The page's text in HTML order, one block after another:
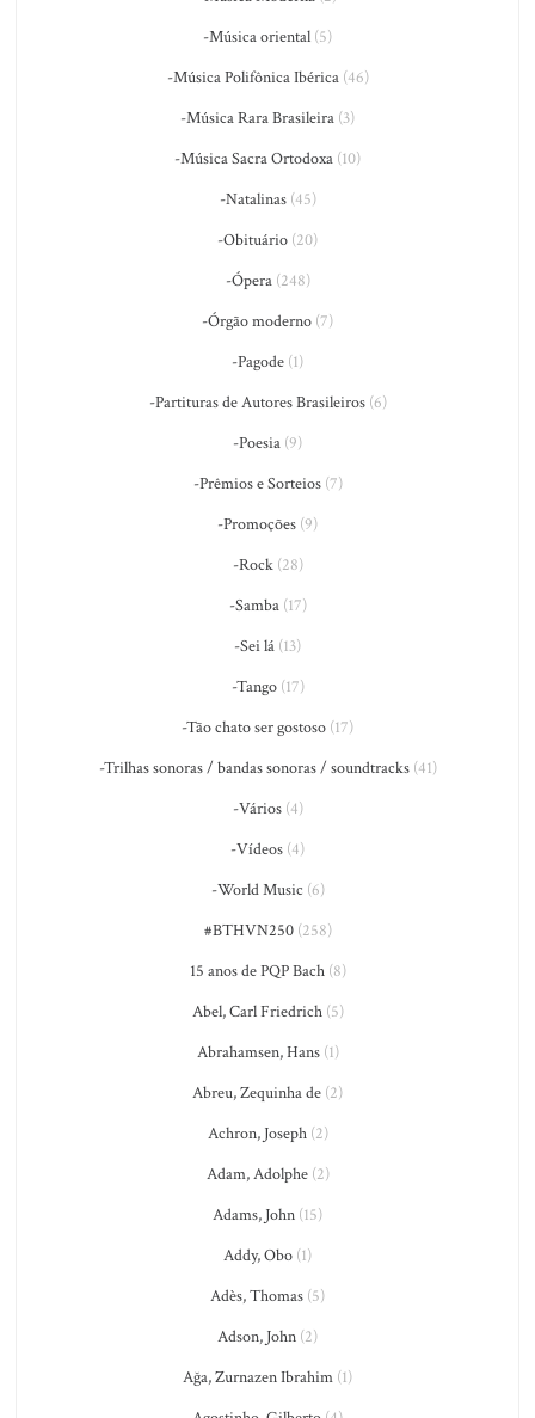
-Música oriental (5)
-Música Polifônica Ibérica(46)
-Música Rara Brasileira (3)
-Música Sacra Ortodoxa (10)
-Natalinas(45)
-Obituário (20)
-Ópera(248)
-Órgão moderno (7)
-Pagode (1)
-Partituras de Autores Brasileiros(6)
-Poesia (9)
-Prêmios e Sorteios(7)
-Promoções (9)
-Rock(28)
-Samba(17)
-Sei lá (13)
-Tango(17)
-Tão chato ser gostoso (17)
-Trilhas sonoras / bandas sonoras / soundtracks(41)
-Vários(4)
-Vídeos (4)
-World Music (6)
#BTHVN250(258)
15 anos de PQP Bach(8)
Abel, Carl Friedrich(5)
Abrahamsen, Hans(1)
Abreu, Zequinha de (2)
Achron, Joseph(2)
Adam, Adolphe(2)
Adams, John (15)
Addy, Obo (1)
Adès, Thomas (5)
Adson, John (2)
Ağa, Zurnazen Ibrahim (1)